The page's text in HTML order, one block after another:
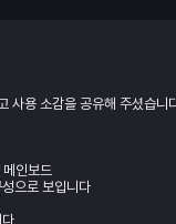
사용 소감을 공유해 주셨습니
인보드
으로 보입니다